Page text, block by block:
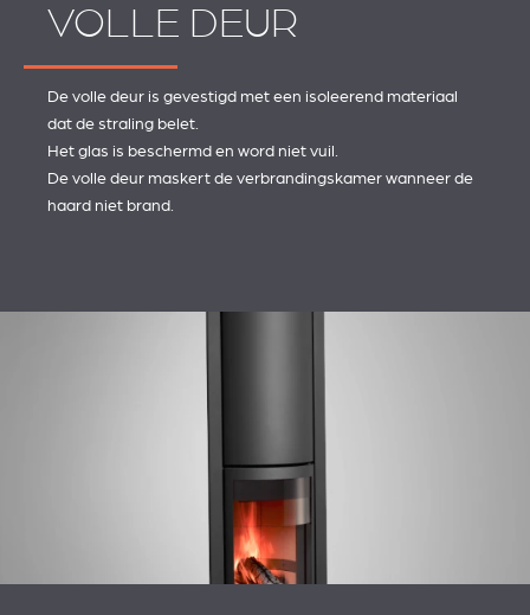
VOLLE DEUR
De volle deur is gevestigd met een isoleerend materiaal
dat de straling belet.
Het glas is beschermd en word niet vuil.
De volle deur maskert de verbrandingskamer wanneer de
haard niet brand.